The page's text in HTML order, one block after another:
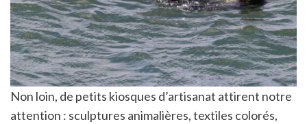
Non loin, de petits kiosques d’artisanat attirent notre
attention : sculptures animalières, textiles colorés,